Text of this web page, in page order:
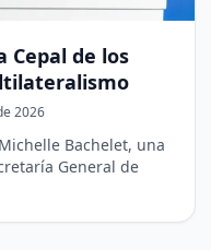
Cepal de los
2026
Bachelet, una
General de